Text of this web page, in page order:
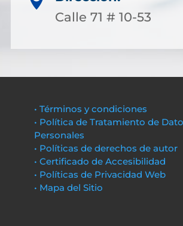
Calle 71 # 10-53
• Términos y condiciones
• Política de Tratamiento de
Personales
• Políticas de derechos de autor
• Certificado de Accesibilidad
• Políticas de Privacidad Web
• Mapa del Sitio